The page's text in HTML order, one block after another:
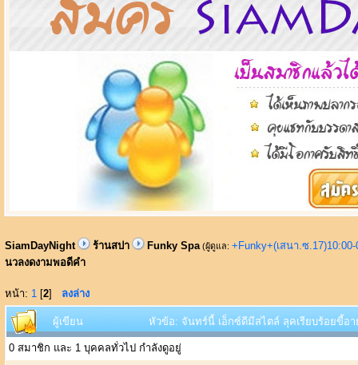
SiamDayNight ร้านสปา Funky Spa (ผู้ดูแล: +Funky+(เสนา.ซ
นวลงดงามพอดีคำ
หน้า: 1 [2] ลงล่าง
ผู้เขียน หัวข้อ: จันทร์นี้ เอ็กซ์ดีมีสไตล์ ลุคเรียบร้อยขี้อ
0 สมาชิก และ 1 บุคคลทั่วไป กำลังดูอยู่